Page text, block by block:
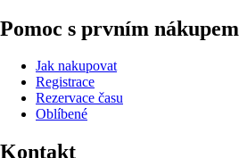
Pomoc s prvním nákupem
Jak nakupovat
Registrace
Rezervace času
Oblíbené
Kontakt